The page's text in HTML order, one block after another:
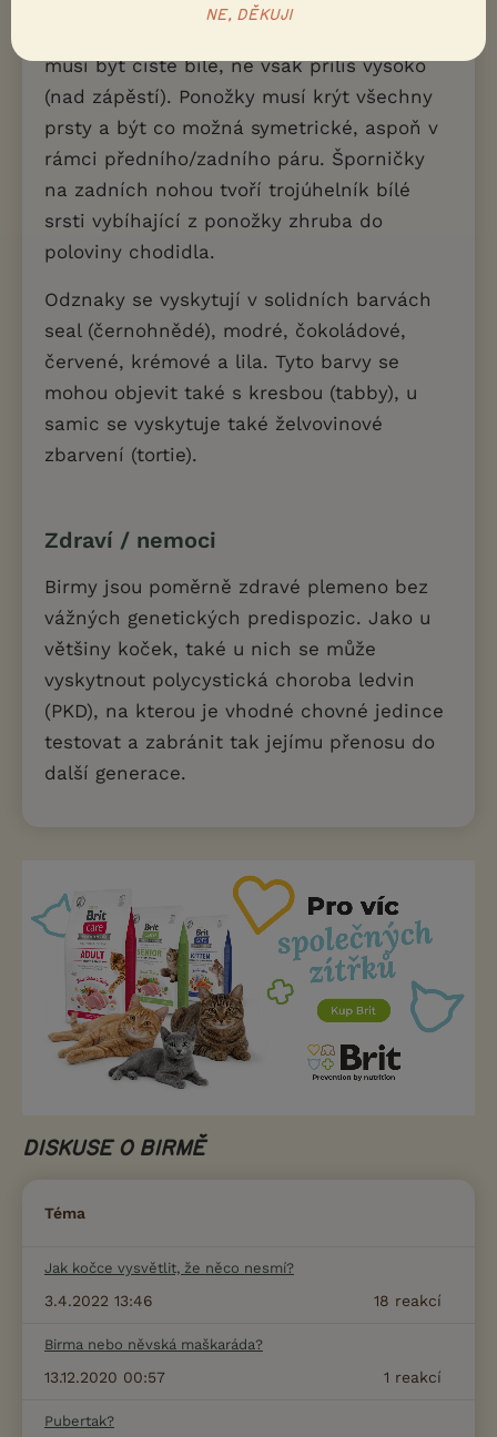
musí být čistě bílé, ne však příliš vysoko
(nad zápěstí). Ponožky musí krýt všechny
prsty a být co možná symetrické, aspoň v
rámci předního/zadního páru. Šporničky
na zadních nohou tvoří trojúhelník bílé
srsti vybíhající z ponožky zhruba do
poloviny chodidla.
Odznaky se vyskytují v solidních barvách
seal (černohnědé), modré, čokoládové,
červené, krémové a lila. Tyto barvy se
mohou objevit také s kresbou (tabby), u
samic se vyskytuje také želvovinové
zbarvení (tortie).
Zdraví / nemoci
Birmy jsou poměrně zdravé plemeno bez
vážných genetických predispozic. Jako u
většiny koček, také u nich se může
vyskytnout polycystická choroba ledvin
(PKD), na kterou je vhodné chovné jedince
testovat a zabránit tak jejímu přenosu do
další generace.
DISKUSE O BIRMĚ
Téma
Jak kočce vysvětlit, že něco nesmí?
18 reakcí
3.4.2022 13:46
Birma nebo něvská maškaráda?
1 reakcí
13.12.2020 00:57
Pubertak?
NE, DĚKUJI